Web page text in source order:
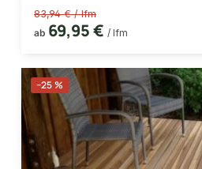
83,94 € / lfm
ab 69,95 € / lfm
−25 %